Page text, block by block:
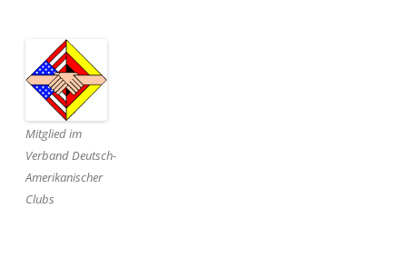
Mitglied im
Verband Deutsch-
Amerikanischer
Clubs